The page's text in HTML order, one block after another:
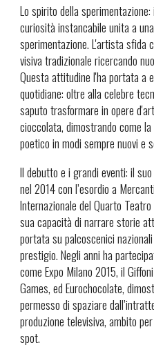
Lo spirito della
curiosità instancabile unita a
sperimentazione. L'artista sfida
visiva tradizionale ricercando
Questa attitudine l'ha portata a
quotidiane: oltre alla celebre
saputo trasformare in opere
cioccolata, dimostrando come
poetico in modi sempre nuovi e
Il debutto e i grandi eventi: il
nel 2014 con l’esordio a
Internazionale del Quarto
sua capacità di narrare storie
portata su palcoscenici
prestigio. Negli anni ha
come Expo Milano 2015, il
Games, ed Eurochocolate,
permesso di spaziare
produzione televisiva, ambito
spot.